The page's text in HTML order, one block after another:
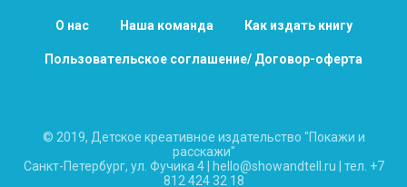
О нас Наша команда Как издать книгу
Пользовательское соглашение/ Договор-оферта
© 2019, Детское креативное издательство "Покажи и
расскажи"
Санкт-Петербург, ул. Фучика 4 | hello@showandtell.ru | тел. +7
812 424 32 18